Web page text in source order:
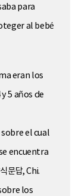
para
al bebé
eran los
5 años de
el cual
encuentra
문답, Chi.
los